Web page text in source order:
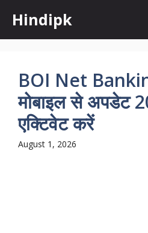
content
Hindipk
BOI Net
मोबाइल से अपडेट
एक्टिवेट करें
August 1, 2026